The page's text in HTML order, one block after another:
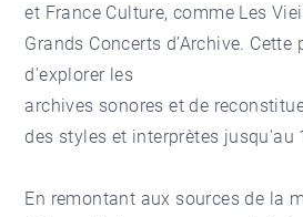
et France Culture, comme Les
Grands Concerts d’Archive.
d'explorer les
archives sonores et de
des styles et interprètes jusqu'au
En remontant aux sources de la